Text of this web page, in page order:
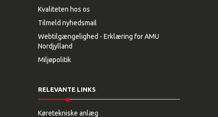
Kvaliteten hos os
Tilmeld nyhedsmail
Webtilgængelighed - Erklæring for AMU
Nordjylland
Miljøpolitik
RELEVANTE LINKS
Køretekniske anlæg